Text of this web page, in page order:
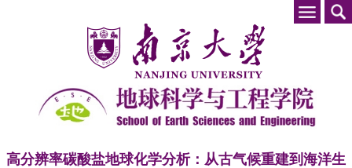
高分辨率碳酸盐地球化学分析：从古气候重建到海洋生